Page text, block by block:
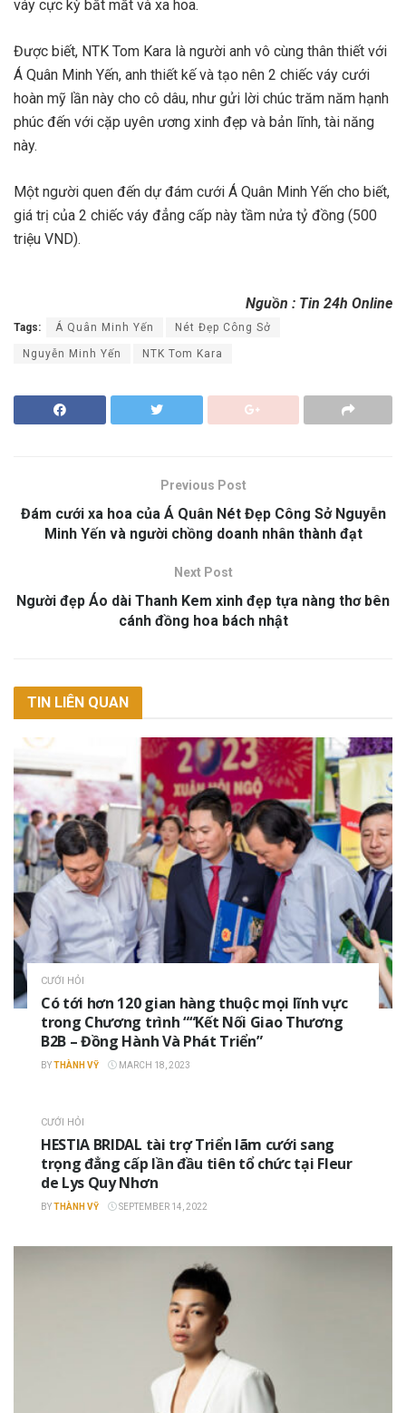
váy cực kỳ bắt mắt và xa hoa.
Được biết, NTK Tom Kara là người anh vô cùng thân thiết với
Á Quân Minh Yến, anh thiết kế và tạo nên 2 chiếc váy cưới
hoàn mỹ lần này cho cô dâu, như gửi lời chúc trăm năm hạnh
phúc đến với cặp uyên ương xinh đẹp và bản lĩnh, tài năng
này.
Một người quen đến dự đám cưới Á Quân Minh Yến cho biết,
giá trị của 2 chiếc váy đẳng cấp này tầm nửa tỷ đồng (500
triệu VND).
Nguồn : Tin 24h Online
Tags: Á Quân Minh Yến Nét Đẹp Công Sở
Nguyễn Minh Yến NTK Tom Kara
Previous Post
Đám cưới xa hoa của Á Quân Nét Đẹp Công Sở Nguyễn
Minh Yến và người chồng doanh nhân thành đạt
Next Post
Người đẹp Áo dài Thanh Kem xinh đẹp tựa nàng thơ bên
cánh đồng hoa bách nhật
TIN LIÊN QUAN
CƯỚI HỎI
Có tới hơn 120 gian hàng thuộc mọi lĩnh vực
trong Chương trình ““Kết Nối Giao Thương
B2B – Đồng Hành Và Phát Triển”
BYTHÀNH VỸ MARCH 18, 2023
CƯỚI HỎI
HESTIA BRIDAL tài trợ Triển lãm cưới sang
trọng đẳng cấp lần đầu tiên tổ chức tại Fleur
de Lys Quy Nhơn
BYTHÀNH VỸ SEPTEMBER 14, 2022